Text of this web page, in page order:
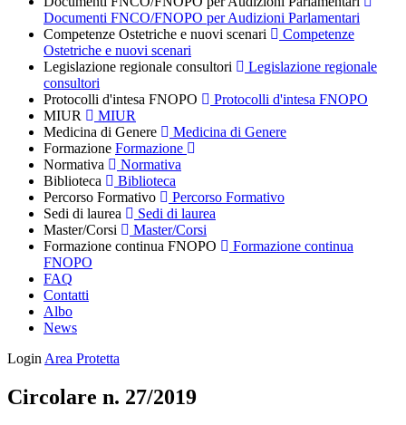
Documenti FNCO/FNOPO per Audizioni Parlamentari
Competenze Ostetriche e nuovi scenari
Competenze
Ostetriche e nuovi scenari
Legislazione regionale consultori
Legislazione regionale
consultori
Protocolli d'intesa FNOPO
Protocolli d'intesa FNOPO
MIUR
MIUR
Medicina di Genere
Medicina di Genere
Formazione Formazione
Normativa
Normativa
Biblioteca
Biblioteca
Percorso Formativo
Percorso Formativo
Sedi di laurea
Sedi di laurea
Master/Corsi
Master/Corsi
Formazione continua FNOPO
Formazione continua
FNOPO
FAQ
Contatti
Albo
News
Login Area Protetta
Circolare n. 27/2019